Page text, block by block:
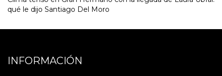
qué le dijo Santiago Del Moro
INFORMACIÓN